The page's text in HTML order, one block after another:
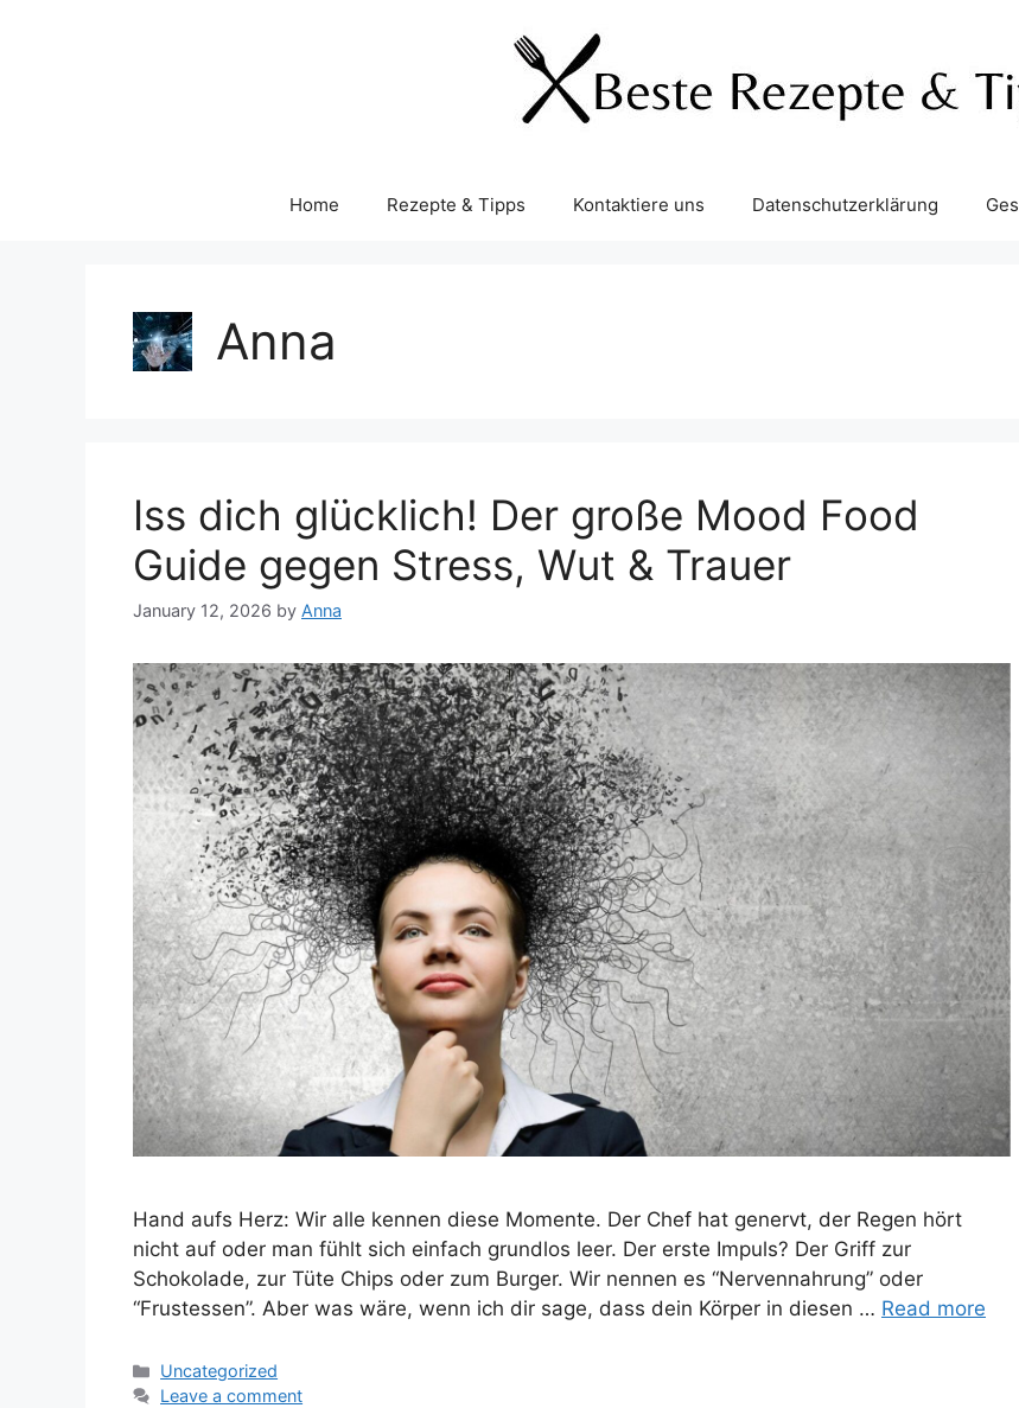
Home Rezepte & Tipps Kontaktiere uns Datenschutzerklärung
Anna
Iss dich glücklich! Der große Mood Food
Guide gegen Stress, Wut & Trauer
January 12, 2026 by Anna
Hand aufs Herz: Wir alle kennen diese Momente. Der Chef hat genervt, der Regen hört
nicht auf oder man fühlt sich einfach grundlos leer. Der erste Impuls? Der Griff zur
Schokolade, zur Tüte Chips oder zum Burger. Wir nennen es “Nervennahrung” oder
“Frustessen”. Aber was wäre, wenn ich dir sage, dass dein Körper in diesen … Read more
Categories
Uncategorized
Leave a comment